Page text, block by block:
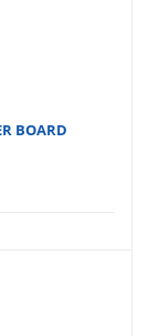
BOARD